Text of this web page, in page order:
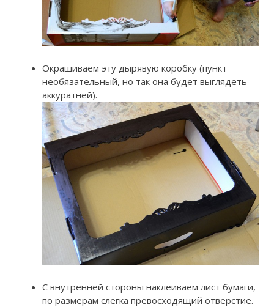
Окрашиваем эту дырявую коробку (пункт
необязательный, но так она будет выглядеть
аккуратней).
С внутренней стороны наклеиваем лист бумаги,
по размерам слегка превосходящий отверстие.